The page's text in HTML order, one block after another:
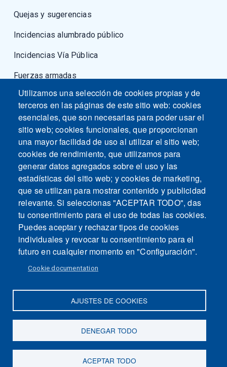
Accesibilidad
Quejas y sugerencias
Incidencias alumbrado público
Incidencias Vía Pública
Fuerzas armadas
ContactoAviso legalPolitica de Privacidad
Utilizamos una selección de cookies propias y de
terceros en las páginas de este sitio web: cookies
esenciales, que son necesarias para poder usar el
sitio web; cookies funcionales, que proporcionan
una mayor facilidad de uso al utilizar el sitio web;
cookies de rendimiento, que utilizamos para
generar datos agregados sobre el uso y las
estadísticas del sitio web; y cookies de marketing,
que se utilizan para mostrar contenido y publicidad
relevante. Si seleccionas "ACEPTAR TODO", das
tu consentimiento para el uso de todas las cookies.
Puedes aceptar y rechazar tipos de cookies
individuales y revocar tu consentimiento para el
futuro en cualquier momento en "Configuración".
Cookie documentation
AJUSTES DE COOKIES
DENEGAR TODO
ACEPTAR TODO